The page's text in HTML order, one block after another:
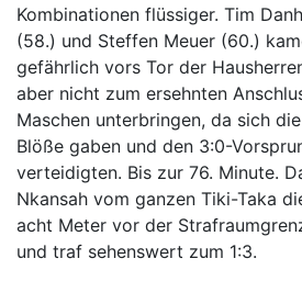
Kombinationen flüssiger. Tim
(58.) und Steffen Meuer (60.)
gefährlich vors Tor der
aber nicht zum ersehnten
Maschen unterbringen, da sich
Blöße gaben und den 3:0-
verteidigten. Bis zur 76. Minute.
Nkansah vom ganzen Tiki-Taka
acht Meter vor der
und traf sehenswert zum 1:3.